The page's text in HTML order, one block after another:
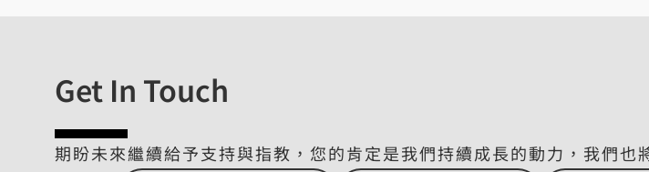
Get In Touch
期盼未來繼續給予支持與指教，您的肯定是我們持續成長的動力，我們也